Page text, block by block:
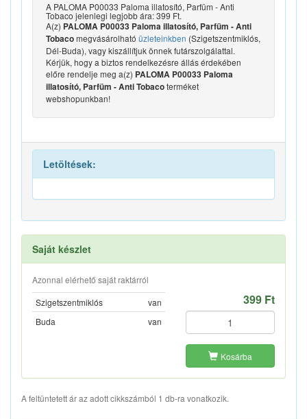
A PALOMA P00033 Paloma illatosító, Parfüm - Anti
Tobaco jelenlegi legjobb ára: 399 Ft.
A(z) PALOMA P00033 Paloma illatosító, Parfüm - Anti
Tobacomegvásárolható üzleteinkben (Szigetszentmiklós,
Dél-Buda), vagy kiszállítjuk önnek futárszolgálattal.
Kérjük, hogy a biztos rendelkezésre állás érdekében
előre rendelje meg a(z) PALOMA P00033 Paloma
illatosító, Parfüm - Anti Tobacoterméket
webshopunkban!
Letöltések:
Saját készlet
Azonnal elérhető saját raktárról
Szigetszentmiklós
van
Buda
van
399 Ft
Kosárba
A feltüntetett ár az adott cikkszámból 1 db-ra vonatkozik.